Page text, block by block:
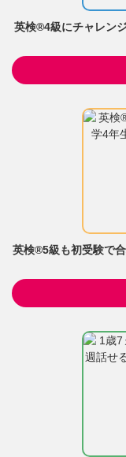
英検®4級にチャレン
英検®5級も初受験で